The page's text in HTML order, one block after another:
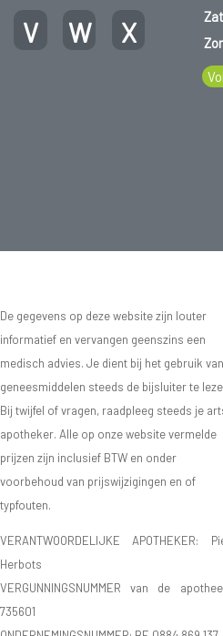
V W
X
De gegevens op deze website zijn louter
informatief en vervangen geenszins een
medisch advies. Je dient bij het gebruik van
geneesmiddelen steeds de bijsluiter te
Bij twijfel of vragen, raadpleeg steeds je
apotheker. Alle op onze website vermelde
prijzen zijn inclusief BTW en onder
voorbehoud van prijswijzigingen en of
typfouten.
VERANTWOORDELIJKE APOTHEKER:
Herbots
VERGUNNINGSNUMMER van de
735601